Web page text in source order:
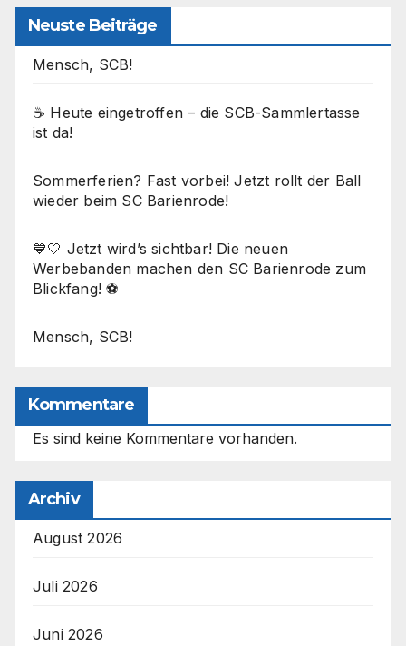
Neuste Beiträge
Mensch, SCB!
☕ Heute eingetroffen – die SCB-Sammlertasse
ist da!
Sommerferien? Fast vorbei! Jetzt rollt der Ball
wieder beim SC Barienrode!
💙🤍 Jetzt wird’s sichtbar! Die neuen
Werbebanden machen den SC Barienrode zum
Blickfang! ⚽
Mensch, SCB!
Kommentare
Es sind keine Kommentare vorhanden.
Archiv
August 2026
Juli 2026
Juni 2026